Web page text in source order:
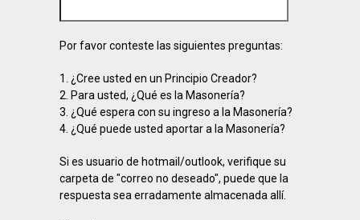
Por favor conteste las siguientes preguntas:
1. ¿Cree usted en un Principio Creador?
2. Para usted, ¿Qué es la Masonería?
3. ¿Qué espera con su ingreso a la Masonería?
4. ¿Qué puede usted aportar a la Masonería?
Si es usuario de hotmail/outlook, verifique su
carpeta de "correo no deseado", puede que la
respuesta sea erradamente almacenada allí.